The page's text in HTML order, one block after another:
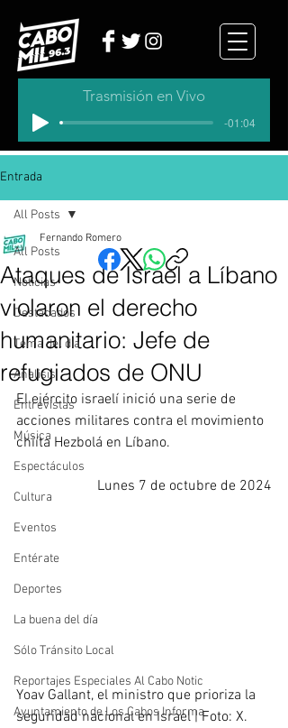
Trasmisión en Vivo
-01:04
Entrada
All Posts
Noticias
Destacados
Tema del dia
Analisis
Entrevistas
Música
Espectáculos
Cultura
Eventos
Entérate
Deportes
La buena del día
Sólo Tránsito Local
Reportajes Especiales Al Cabo Notic
Ayuntamiento de Los Cabos Informa
All Posts
Ataques de Israel a Líbano
violaron el derecho
humanitario: Jefe de
refugiados de ONU
Fernando Romero
El ejército israelí inició una serie de
acciones militares contra el movimiento
chiíta Hezbolá en Líbano.
Lunes 7 de octubre de 2024
Yoav Gallant, el ministro que prioriza la
seguridad nacional en Israel | Foto: X.